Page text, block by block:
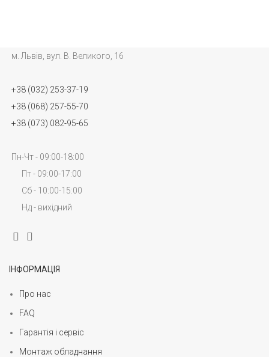
м. Львів, вул. В. Великого, 16
+38 (032) 253-37-19
+38 (068) 257-55-70
+38 (073) 082-95-65
Пн-Чт - 09:00-18:00
Пт - 09:00-17:00
Сб - 10:00-15:00
Нд - вихідний
ІНФОРМАЦІЯ
Про нас
FAQ
Гарантія і сервіс
Монтаж обладнання